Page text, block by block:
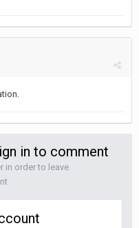
in to comment
in order to leave